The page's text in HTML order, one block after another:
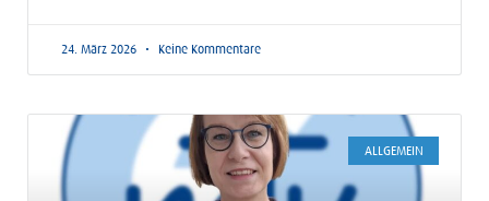
24. März 2026 Keine Kommentare
ALLGEMEIN